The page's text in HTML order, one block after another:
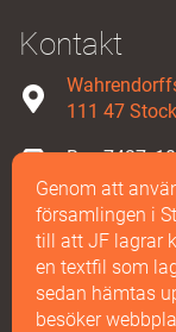
Kontakt
111 47
Box 7427,
08-587 858
Maila oss
Genom att
församlingen i
till att JF lagrar
en textfil som
sedan hämtas
besöker